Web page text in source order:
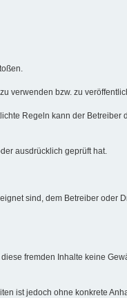
verwenden bzw. zu
Regeln kann der Betreiber
ausdrücklich geprüft hat.
sind, dem Betreiber oder
fremden Inhalte keine
ist jedoch ohne konkrete